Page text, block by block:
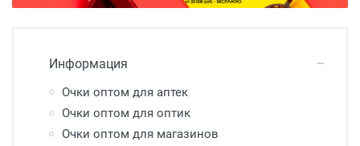
Информация
Очки оптом для аптек
Очки оптом для оптик
Очки оптом для магазинов